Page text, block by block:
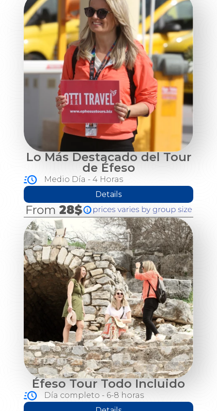
Lo Más Destacado del Tour
de Éfeso
Medio Día - 4 Horas
Details
From 28$
Éfeso Tour Todo Incluido
Día completo - 6-8 horas